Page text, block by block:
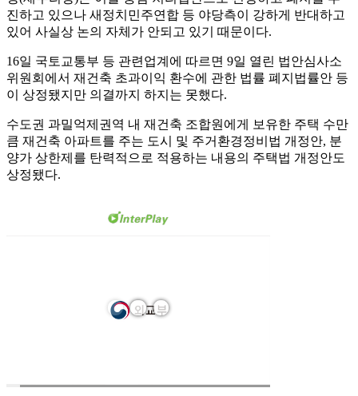
진하고 있으나 새정치민주연합 등 야당측이 강하게 반대하고
있어 사실상 논의 자체가 안되고 있기 때문이다.
16일 국토교통부 등 관련업계에 따르면 9일 열린 법안심사소
위원회에서 재건축 초과이익 환수에 관한 법률 폐지법률안 등
이 상정됐지만 의결까지 하지는 못했다.
수도권 과밀억제권역 내 재건축 조합원에게 보유한 주택 수만
큼 재건축 아파트를 주는 도시 및 주거환경정비법 개정안, 분
양가 상한제를 탄력적으로 적용하는 내용의 주택법 개정안도
상정됐다.